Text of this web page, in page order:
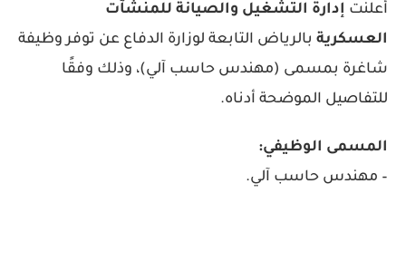
أعلنت إدارة التشغيل والصيانة للمنشآت
العسكرية بالرياض التابعة لوزارة الدفاع عن توفر وظيفة
شاغرة بمسمى (مهندس حاسب آلي)، وذلك وفقًا
للتفاصيل الموضحة أدناه.
المسمى الوظيفي:
– مهندس حاسب آلي.